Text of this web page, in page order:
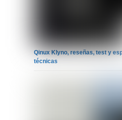
Qinux Klyno, reseñas, test y
técnicas